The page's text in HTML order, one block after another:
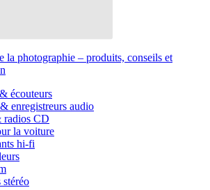
la photographie – produits, conseils et
écouteurs
enregistreurs audio
radios CD
la voiture
hi-fi
stéréo